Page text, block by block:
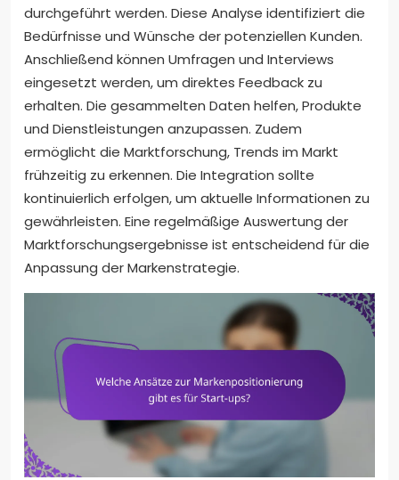
durchgeführt werden. Diese Analyse identifiziert die
Bedürfnisse und Wünsche der potenziellen Kunden.
Anschließend können Umfragen und Interviews
eingesetzt werden, um direktes Feedback zu
erhalten. Die gesammelten Daten helfen, Produkte
und Dienstleistungen anzupassen. Zudem
ermöglicht die Marktforschung, Trends im Markt
frühzeitig zu erkennen. Die Integration sollte
kontinuierlich erfolgen, um aktuelle Informationen zu
gewährleisten. Eine regelmäßige Auswertung der
Marktforschungsergebnisse ist entscheidend für die
Anpassung der Markenstrategie.